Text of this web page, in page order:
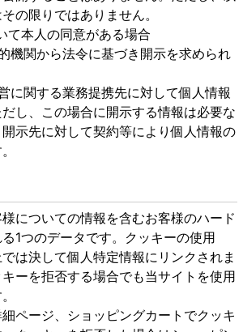
の限りではありません。
て本人の同意がある場合
機関から法令に基づき開示を求められ
に関する業務提携先に対して個人情報
し、この場合に開示する情報は必要な
示先に対して契約等により個人情報の
についての情報を含むお客様のハード
1つのデータです。クッキーの使用
は決して個人特定情報にリンクされま
ーを拒否する場合でも当サイトを使用
ページ、ショッピングカートでクッキ